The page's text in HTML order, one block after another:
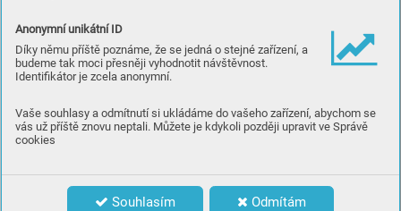
Anonymní unikátní ID
Díky němu příště poznáme, že se jedná o stejné zařízení, a
budeme tak moci přesněji vyhodnotit návštěvnost.
Identifikátor je zcela anonymní.
Vaše souhlasy a odmítnutí si ukládáme do vašeho zařízení, abychom se
vás už příště znovu neptali. Můžete je kdykoli později upravit ve Správě
cookies
Souhlasím Odmítám